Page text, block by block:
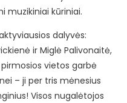
muzikiniai kūriniai.
dalyvės:
ir Miglė Palivonaitė,
vietos garbė
– ji per tris mėnesius
Visos nugalėtojos